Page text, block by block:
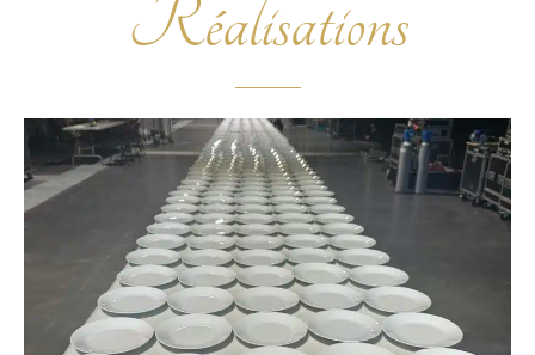
Réalisations